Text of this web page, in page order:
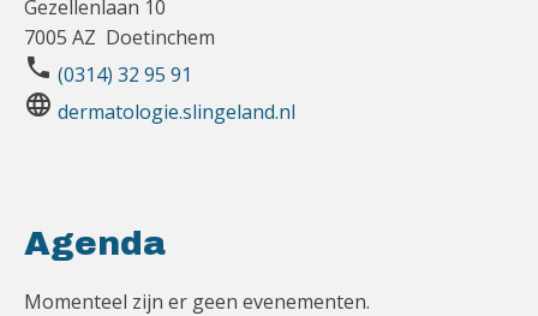
Gezellenlaan 10
7005 AZ Doetinchem
phone (0314) 32 95 91
language dermatologie.slingeland.nl
Agenda
Momenteel zijn er geen evenementen.